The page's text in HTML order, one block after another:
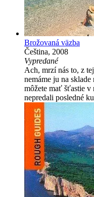
Brožovaná väzba
Čeština, 2008
Vypredané
Ach, mrzí nás to, z
nemáme ju na
môžete mať šťastie v
nepredali posledné